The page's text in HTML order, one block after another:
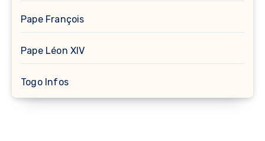
Pape François
Pape Léon XIV
Togo Infos